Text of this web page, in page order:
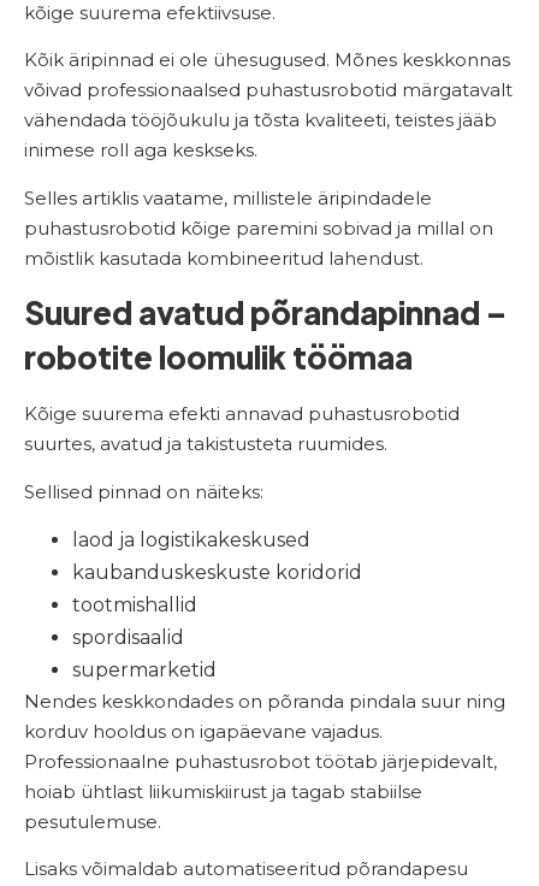
kõige suurema efektiivsuse.
Kõik äripinnad ei ole ühesugused. Mõnes keskkonnas
võivad professionaalsed puhastusrobotid märgatavalt
vähendada tööjõukulu ja tõsta kvaliteeti, teistes jääb
inimese roll aga keskseks.
Selles artiklis vaatame, millistele äripindadele
puhastusrobotid kõige paremini sobivad ja millal on
mõistlik kasutada kombineeritud lahendust.
Suured avatud põrandapinnad –
robotite loomulik töömaa
Kõige suurema efekti annavad puhastusrobotid
suurtes, avatud ja takistusteta ruumides.
Sellised pinnad on näiteks:
laod ja logistikakeskused
kaubanduskeskuste koridorid
tootmishallid
spordisaalid
supermarketid
Nendes keskkondades on põranda pindala suur ning
korduv hooldus on igapäevane vajadus.
Professionaalne puhastusrobot töötab järjepidevalt,
hoiab ühtlast liikumiskiirust ja tagab stabiilse
pesutulemuse.
Lisaks võimaldab automatiseeritud põrandapesu